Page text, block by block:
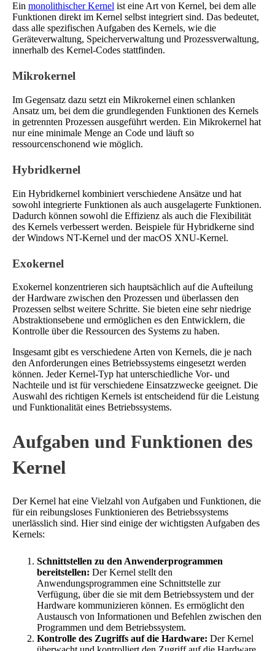
Ein monolithischer Kernel ist eine Art von Kernel, bei dem alle
Funktionen direkt im Kernel selbst integriert sind. Das bedeutet,
dass alle spezifischen Aufgaben des Kernels, wie die
Geräteverwaltung, Speicherverwaltung und Prozessverwaltung,
innerhalb des Kernel-Codes stattfinden.
Mikrokernel
Im Gegensatz dazu setzt ein Mikrokernel einen schlanken
Ansatz um, bei dem die grundlegenden Funktionen des Kernels
in getrennten Prozessen ausgeführt werden. Ein Mikrokernel hat
nur eine minimale Menge an Code und läuft so
ressourcenschonend wie möglich.
Hybridkernel
Ein Hybridkernel kombiniert verschiedene Ansätze und hat
sowohl integrierte Funktionen als auch ausgelagerte Funktionen.
Dadurch können sowohl die Effizienz als auch die Flexibilität
des Kernels verbessert werden. Beispiele für Hybridkerne sind
der Windows NT-Kernel und der macOS XNU-Kernel.
Exokernel
Exokernel konzentrieren sich hauptsächlich auf die Aufteilung
der Hardware zwischen den Prozessen und überlassen den
Prozessen selbst weitere Schritte. Sie bieten eine sehr niedrige
Abstraktionsebene und ermöglichen es den Entwicklern, die
Kontrolle über die Ressourcen des Systems zu haben.
Insgesamt gibt es verschiedene Arten von Kernels, die je nach
den Anforderungen eines Betriebssystems eingesetzt werden
können. Jeder Kernel-Typ hat unterschiedliche Vor- und
Nachteile und ist für verschiedene Einsatzzwecke geeignet. Die
Auswahl des richtigen Kernels ist entscheidend für die Leistung
und Funktionalität eines Betriebssystems.
Aufgaben und Funktionen des
Kernel
Der Kernel hat eine Vielzahl von Aufgaben und Funktionen, die
für ein reibungsloses Funktionieren des Betriebssystems
unerlässlich sind. Hier sind einige der wichtigsten Aufgaben des
Kernels:
Schnittstellen zu den Anwenderprogrammen
bereitstellen: Der Kernel stellt den
Anwendungsprogrammen eine Schnittstelle zur
Verfügung, über die sie mit dem Betriebssystem und der
Hardware kommunizieren können. Es ermöglicht den
Austausch von Informationen und Befehlen zwischen den
Programmen und dem Betriebssystem.
Kontrolle des Zugriffs auf die Hardware: Der Kernel